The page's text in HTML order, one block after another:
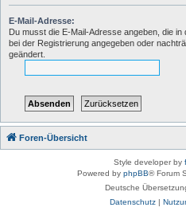
E-Mail-Adresse:
Du musst die E-Mail-Adresse angeben, die
bei der Registrierung angegeben oder
geändert.
Foren-Übersicht
Style developer by
Powered by phpBB® Forum
Deutsche
Datenschutz|